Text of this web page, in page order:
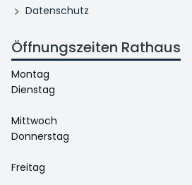
Datenschutz
Öffnungszeiten Rathaus
Montag
Dienstag
Mittwoch
Donnerstag
Freitag